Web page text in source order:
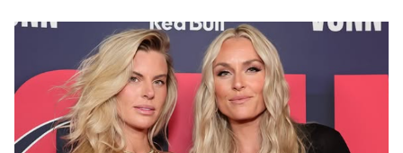
povprečnim in izstopajočim videzom – še posebej,
kadar gre za optično podaljšanje nog in lepo silhueto.